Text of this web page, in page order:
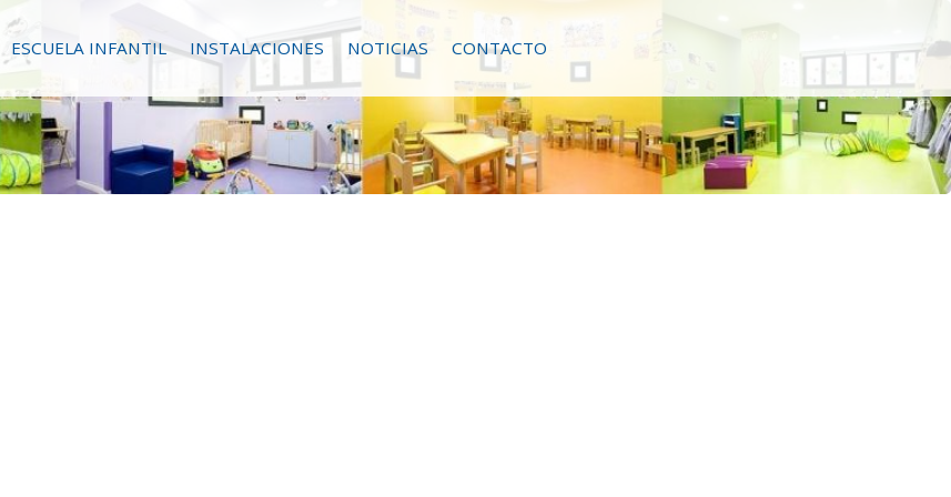
ESCUELA INFANTIL INSTALACIONES NOTICIAS CONTACTO